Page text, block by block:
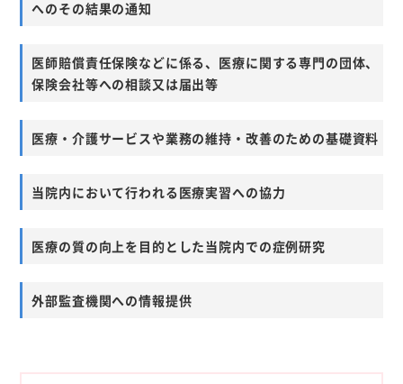
へのその結果の通知
医師賠償責任保険などに係る、医療に関する専門の団体、
保険会社等への相談又は届出等
医療・介護サービスや業務の維持・改善のための基礎資料
当院内において行われる医療実習への協力
医療の質の向上を目的とした当院内での症例研究
外部監査機関への情報提供